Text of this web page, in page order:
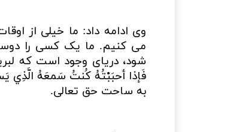
وی ادامه داد: ما خیلی از
می کنیم. ما یک کسی را دوست
شود، دریای وجود است که
فَإذا أحبَبْتُهُ كُنتُ سَمعَهُ الَّذِي
به ساحت حق تعالی.